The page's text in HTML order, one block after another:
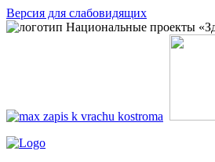
Версия для слабовидящих